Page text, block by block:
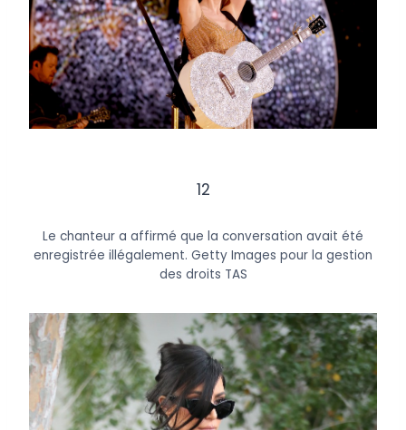
12
Le chanteur a affirmé que la conversation avait été
enregistrée illégalement. Getty Images pour la gestion
des droits TAS